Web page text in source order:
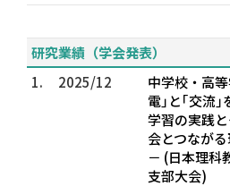
研究業績（学会発表）
1.
2025/12
中学校・高
電｣と｢交流｣
学習の実践
会とつなが
－ (日本理
支部大会)